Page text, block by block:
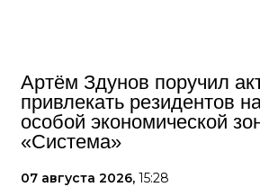
Артём Здунов поручил
привлекать резидентов
особой экономической
«Система»
07 августа 2026, 15:28